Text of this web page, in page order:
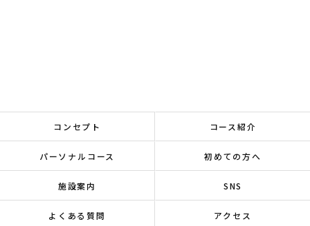
コンセプト コース紹介
パーソナルコース 初めての方へ
施設案内 SNS
よくある質問 アクセス